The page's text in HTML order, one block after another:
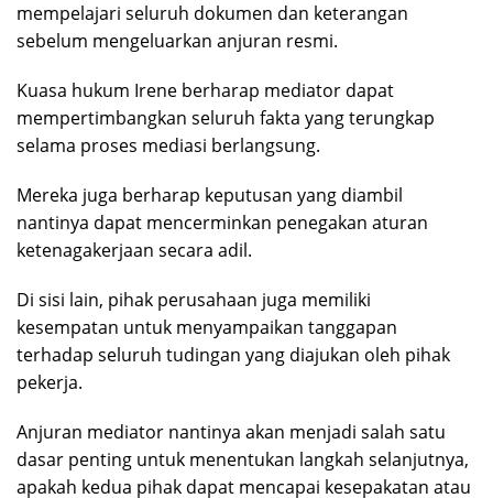
mempelajari seluruh dokumen dan keterangan
sebelum mengeluarkan anjuran resmi.
Kuasa hukum Irene berharap mediator dapat
mempertimbangkan seluruh fakta yang terungkap
selama proses mediasi berlangsung.
Mereka juga berharap keputusan yang diambil
nantinya dapat mencerminkan penegakan aturan
ketenagakerjaan secara adil.
Di sisi lain, pihak perusahaan juga memiliki
kesempatan untuk menyampaikan tanggapan
terhadap seluruh tudingan yang diajukan oleh pihak
pekerja.
Anjuran mediator nantinya akan menjadi salah satu
dasar penting untuk menentukan langkah selanjutnya,
apakah kedua pihak dapat mencapai kesepakatan atau